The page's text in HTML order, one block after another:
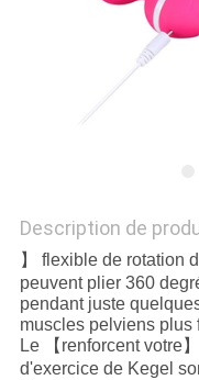
Description de
】 flexible de rotation
peuvent plier 360
pendant juste
muscles pelviens plus
Le 【renforcent votre
d'exercice de Kegel